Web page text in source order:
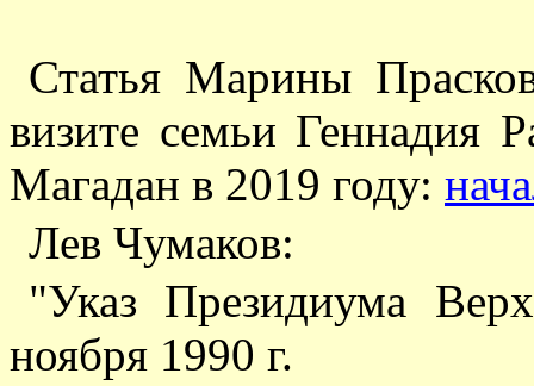
Статья Марины
визите семьи Геннадия
Магадан в 2019 году:
Лев Чумаков:
"Указ Президиума
ноября 1990 г.